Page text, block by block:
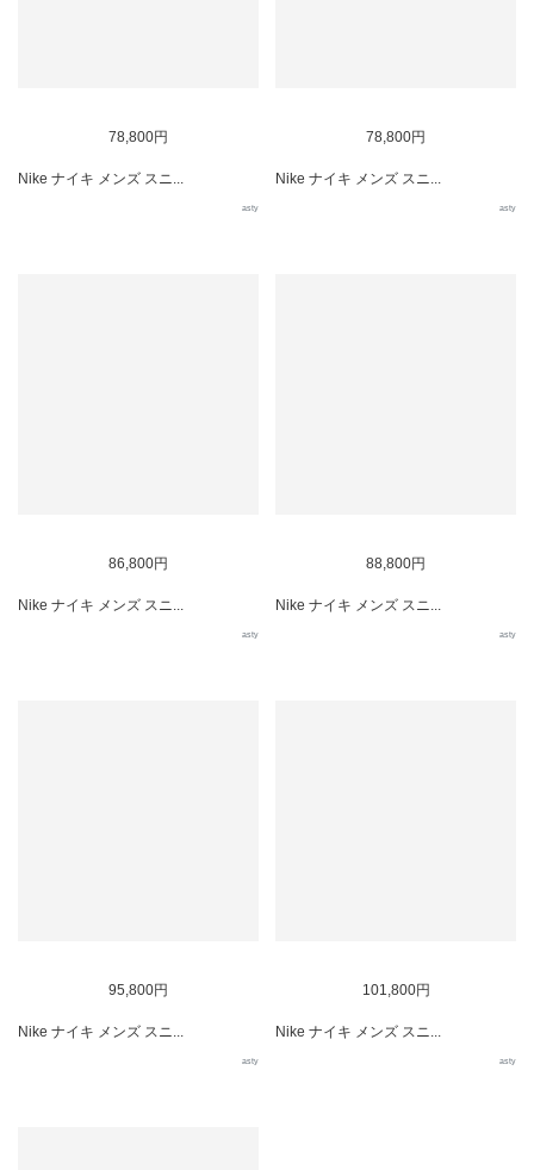
78,800円
Nike ナイキ メンズ スニ...
asty
78,800円
Nike ナイキ メンズ スニ...
asty
86,800円
Nike ナイキ メンズ スニ...
asty
88,800円
Nike ナイキ メンズ スニ...
asty
95,800円
Nike ナイキ メンズ スニ...
asty
101,800円
Nike ナイキ メンズ スニ...
asty